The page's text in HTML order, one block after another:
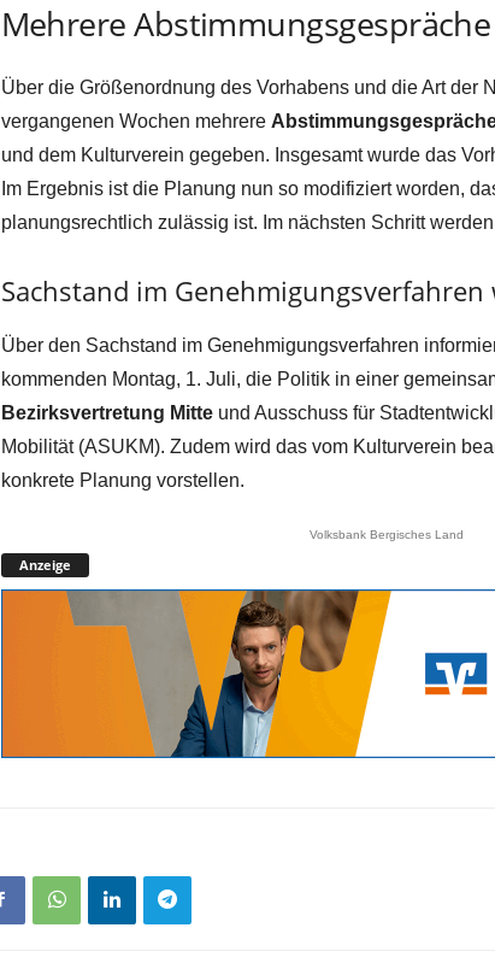
Mehrere
Über die Größenordnung des Vorhabens und die Art der
vergangenen Wochen mehrere
und dem Kulturverein gegeben. Insgesamt wurde das
Im Ergebnis ist die Planung nun so modifiziert worden,
planungsrechtlich zulässig ist. Im nächsten Schritt
Sachstand im
Über den Sachstand im Genehmigungsverfahren
kommenden Montag, 1. Juli, die Politik in einer
Bezirksvertretung Mitteund Ausschuss für
Mobilität (ASUKM). Zudem wird das vom Kulturverein
konkrete Planung vorstellen.
Volksbank Bergisches Land
Anzeige